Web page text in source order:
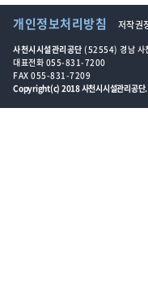
개인정보처리방침 저작권
사천시시설관리공단 (52554) 경남 사
대표전화 055-831-7200
FAX 055-831-7209
Copyright(c) 2018 사천시시설관리공